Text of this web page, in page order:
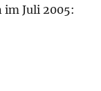
im Juli 2005: